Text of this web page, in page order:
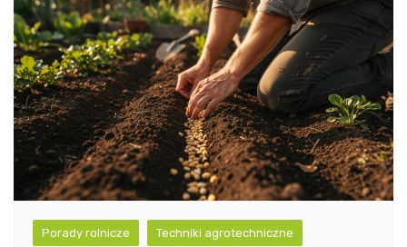
Porady rolnicze Techniki agrotechniczne